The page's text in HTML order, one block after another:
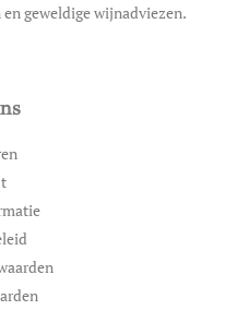
geweldige wijnadviezen.